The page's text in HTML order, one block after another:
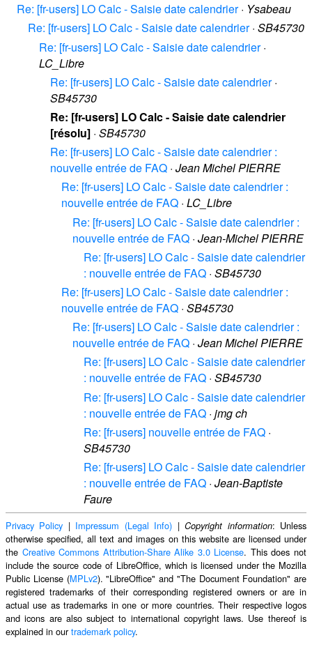
Re: [fr-users] LO Calc - Saisie date calendrier· Ysabeau
Re: [fr-users] LO Calc - Saisie date calendrier· SB45730
Re: [fr-users] LO Calc - Saisie date calendrier·
LC_Libre
Re: [fr-users] LO Calc - Saisie date calendrier·
SB45730
Re: [fr-users] LO Calc - Saisie date calendrier
[résolu] · SB45730
Re: [fr-users] LO Calc - Saisie date calendrier :
nouvelle entrée de FAQ · Jean Michel PIERRE
Re: [fr-users] LO Calc - Saisie date calendrier :
nouvelle entrée de FAQ · LC_Libre
Re: [fr-users] LO Calc - Saisie date calendrier :
nouvelle entrée de FAQ · Jean-Michel PIERRE
Re: [fr-users] LO Calc - Saisie date calendrier
: nouvelle entrée de FAQ · SB45730
Re: [fr-users] LO Calc - Saisie date calendrier :
nouvelle entrée de FAQ · SB45730
Re: [fr-users] LO Calc - Saisie date calendrier :
nouvelle entrée de FAQ · Jean Michel PIERRE
Re: [fr-users] LO Calc - Saisie date calendrier
: nouvelle entrée de FAQ · SB45730
Re: [fr-users] LO Calc - Saisie date calendrier
: nouvelle entrée de FAQ · jmg ch
Re: [fr-users] nouvelle entrée de FAQ ·
SB45730
Re: [fr-users] LO Calc - Saisie date calendrier
: nouvelle entrée de FAQ · Jean-Baptiste
Faure
Privacy Policy | Impressum (Legal Info) |Copyright information: Unless
otherwise specified, all text and images on this website are licensed under
the Creative Commons Attribution-Share Alike 3.0 License. This does not
include the source code of LibreOffice, which is licensed under the Mozilla
Public License (MPLv2). "LibreOffice" and "The Document Foundation" are
registered trademarks of their corresponding registered owners or are in
actual use as trademarks in one or more countries. Their respective logos
and icons are also subject to international copyright laws. Use thereof is
explained in ourtrademark policy.